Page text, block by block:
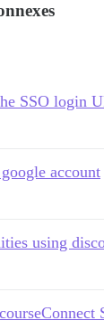
SSO login
account
using